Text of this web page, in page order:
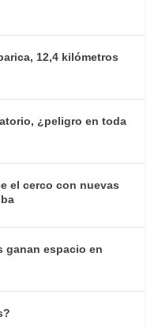
12,4 kilómetros
¿peligro en toda
el cerco con nuevas
ganan espacio en